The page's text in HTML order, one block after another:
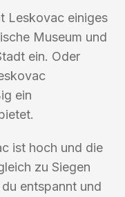
Leskovac einiges
Museum und
ein. Oder
ein
ist hoch und die
zu Siegen
entspannt und